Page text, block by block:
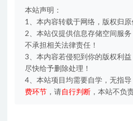
本站声明：
1、本内容转载于网络，版权归原
2、本站仅提供信息存储空间服务
不承担相关法律责任！
3、本内容若侵犯到你的版权利
尽快给予删除处理！
4、本站项目均需要自学，无指导
费环节 ，请自行判断 ，本站不负